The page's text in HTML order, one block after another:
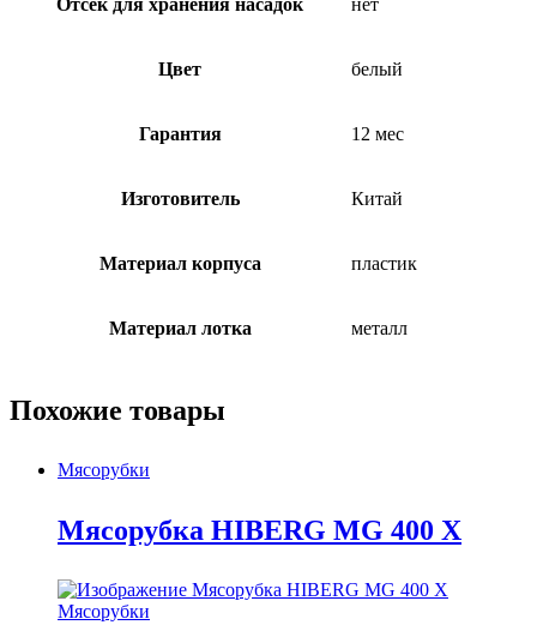
Цвет белый
Гарантия 12 мес
Изготовитель Китай
Материал корпуса пластик
Материал лотка металл
Похожие товары
Мясорубки
Мясорубка HIBERG MG 400 X
Мясорубки